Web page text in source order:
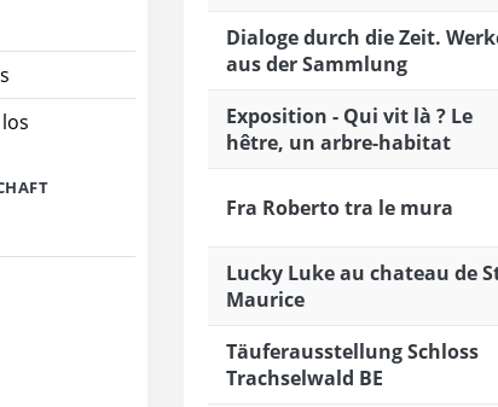
Dialoge durch die Zeit.
aus der Sammlung
Exposition - Qui vit là ? Le
hêtre, un arbre-habitat
Fra Roberto tra le mura
Lucky Luke au chateau de
Maurice
Täuferausstellung Schloss
Trachselwald BE